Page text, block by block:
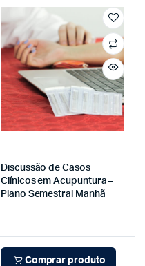
Discussão de Casos
Clínicos em Acupuntura –
Plano Semestral Manhã
Comprar produto